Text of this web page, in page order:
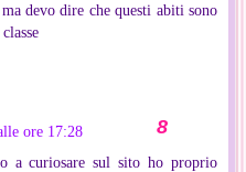
devo dire che questi abiti sono
ore 17:28
a curiosare sul sito ho proprio